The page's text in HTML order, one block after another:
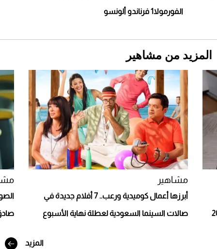
Aston Martin Valiant: على هوى الأبطال
الفورمولا1 فرناندو ألونسو
المزيد من مشاهير
مشاهير
أبرزها أعمال كوميدية ورعب.. 7 أفلام جديدة في
صالات السينما السعودية لعطلة نهاية الأسبوع
المزيد